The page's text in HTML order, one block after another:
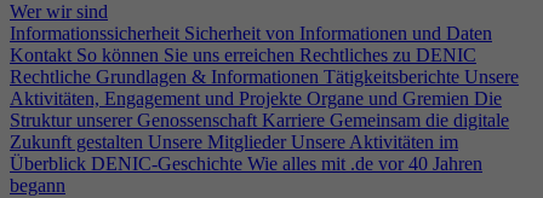
Wer wir sind
Informationssicherheit Sicherheit von Informationen und Daten
Kontakt So können Sie uns erreichen Rechtliches zu DENIC
Rechtliche Grundlagen & Informationen Tätigkeitsberichte Unsere
Aktivitäten, Engagement und Projekte Organe und Gremien Die
Struktur unserer Genossenschaft Karriere Gemeinsam die digitale
Zukunft gestalten Unsere Mitglieder Unsere Aktivitäten im
Überblick DENIC-Geschichte Wie alles mit .de vor 40 Jahren
begann